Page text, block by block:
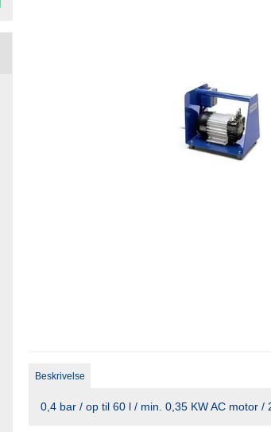
Beskrivelse
0,4 bar / op til 60 l / min. 0,35 KW AC motor